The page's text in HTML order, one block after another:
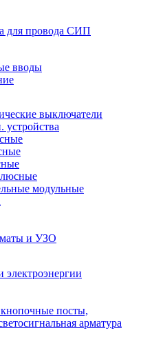
для провода СИП
вводы
выключатели
устройства
модульные
и УЗО
электроэнергии
посты,
арматура